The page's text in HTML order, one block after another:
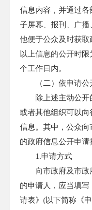
信息内容，并通过
子屏幕、报刊、广
他便于公众及时获取
以上信息的公开时
个工作日内。
（二）依申请公
除上述主动公开
或者其他组织可以
信息。其中，公众
的政府信息公开申请
1.申请方式
向市政府及市
的申请人，应当填
请表》(以下简称《